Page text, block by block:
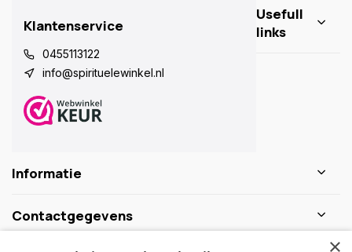
Klantenservice
0455113122
info@spirituelewinkel.nl
Usefull
links
Informatie
Contactgegevens
×